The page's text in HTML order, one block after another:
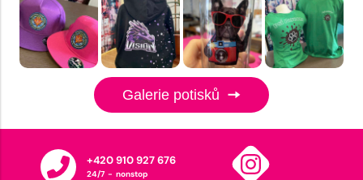
Galerie potisků
+420 910 927 676
24/7 - nonstop